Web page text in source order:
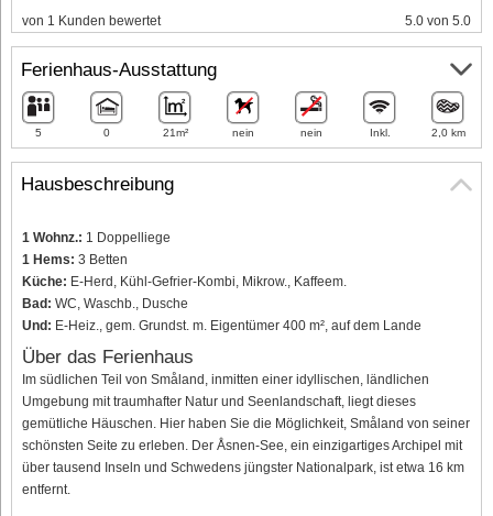
Hausbeschreibung
1 Wohnz.: 1 Doppelliege
1 Hems: 3 Betten
Küche: E-Herd, Kühl-Gefrier-Kombi, Mikrow., Kaffeem.
Bad: WC, Waschb., Dusche
Und: E-Heiz., gem. Grundst. m. Eigentümer 400 m², auf dem Lande
Über das Ferienhaus
Im südlichen Teil von Småland, inmitten einer idyllischen, ländlichen
Umgebung mit traumhafter Natur und Seenlandschaft, liegt dieses
gemütliche Häuschen. Hier haben Sie die Möglichkeit, Småland von seiner
schönsten Seite zu erleben. Der Åsnen-See, ein einzigartiges Archipel mit
über tausend Inseln und Schwedens jüngster Nationalpark, ist etwa 16 km
entfernt.
von 1 Kunden bewertet 5.0 von 5.0
Ferienhaus-Ausstattung
5 0 21m² nein nein Inkl. 2,0 km